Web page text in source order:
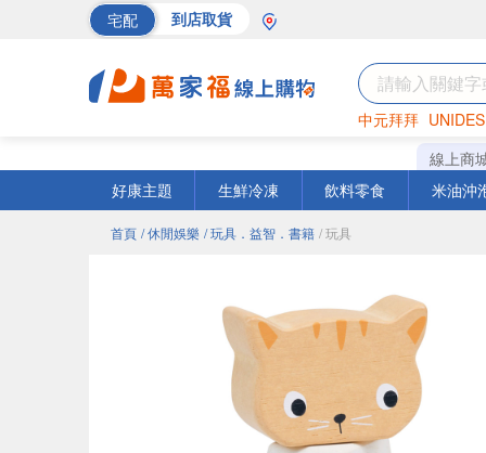
宅配 到店取貨
中元拜拜
罐頭 海苔
線上商
好康主題
生鮮冷凍 飲料零食 米油沖
首頁 / 休閒娛樂 / 玩具．益智．書籍 / 玩具